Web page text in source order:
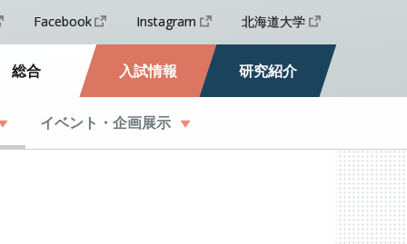
Facebook Instagram 北海道大学
総合 入試情報 研究紹介
イベント ・企画展示